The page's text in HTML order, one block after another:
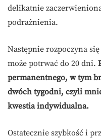
delikatnie
podrażnienia.
Następnie rozpoczyna
może potrwać do 20 dni.
permanentnego, w tym
dwóch tygodni, czyli
kwestia indywidualna.
Ostatecznie szybkość i